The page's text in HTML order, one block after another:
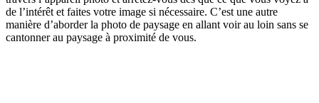
de l’intérêt et faites votre image si nécessaire. C’est une autre
manière d’aborder la photo de paysage en allant voir au loin sans se
cantonner au paysage à proximité de vous.